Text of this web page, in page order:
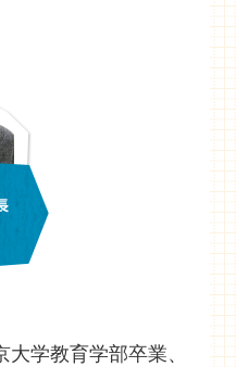
学教育学部卒業、